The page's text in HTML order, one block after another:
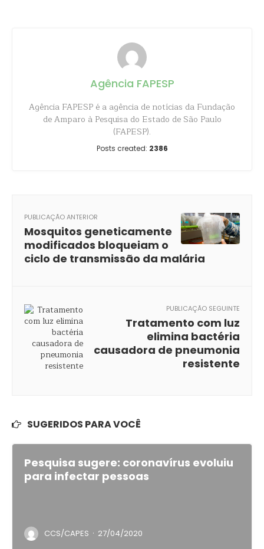
Agência FAPESP
Agência FAPESP é a agência de notícias da Fundação
de Amparo à Pesquisa do Estado de São Paulo
(FAPESP).
Posts created: 2386
PUBLICAÇÃO ANTERIOR
Mosquitos geneticamente
modificados bloqueiam o
ciclo de transmissão da malária
PUBLICAÇÃO SEGUINTE
Tratamento com luz
elimina bactéria
causadora de pneumonia
resistente
SUGERIDOS PARA VOCÊ
Pesquisa sugere: coronavírus evoluiu
para infectar pessoas
CCS/CAPES · 27/04/2020